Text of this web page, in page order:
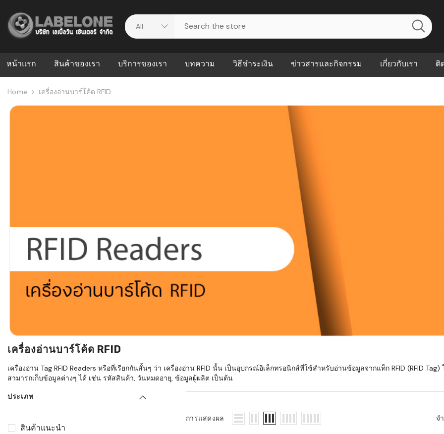
หน้าแรก สินค้าของเรา บริการของเรา บทความ
บริหารคลังสินค้าที่ช่วยลด
WMS ต่างกันอย่างไร?
แบบไหนเหมาะกับธุรกิจที่
ขั้นตอนการทำงานของ
WMS ตั้งแต่รับสินค้า จัด
อย่างไร
WMS สำหรับธุรกิจ 3PL,
ความเร็วในการจัดส่ง
วิธีชำระเงิน ข่าวสารและกิจกรรม เกี่ยวกับเรา ติ
Home เครื่องอ่านบาร์โค้ด RFID
เครื่องอ่านบาร์โค้ด RFID
เครื่องอ่าน Tag RFID Readers หรือที่เรียกกันสั้นๆ ว่า เครื่องอ่าน RFID นั้น เป็นอุปกรณ์อิเล็กทรอนิกส์ที่ใช้สำหรับอ่านข้อมูลจากแท็ก RFID (RFID
สามารถเก็บข้อมูลต่างๆ ได้ เช่น รหัสสินค้า, วันหมดอายุ, ข้อมูลผู้ผลิต เป็นต้น
ประเภท
สินค้าแนะนำ
การแสดงผล จ